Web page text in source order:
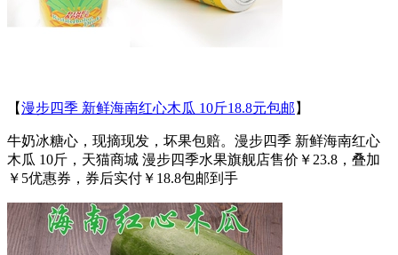
【漫步四季 新鲜海南红心木瓜 10斤18.8元包邮 】
牛奶冰糖心，现摘现发，坏果包赔。漫步四季 新鲜海南红心
木瓜 10斤，天猫商城 漫步四季水果旗舰店售价￥23.8，叠加
￥5优惠券，券后实付￥18.8包邮到手